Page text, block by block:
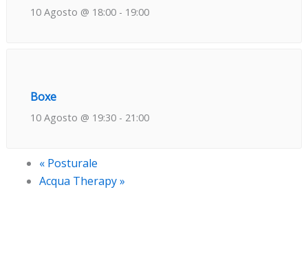
10 Agosto @ 18:00- 19:00
Boxe
10 Agosto @ 19:30- 21:00
«Posturale
Acqua Therapy»